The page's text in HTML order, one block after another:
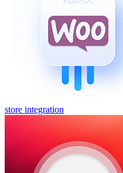
store integration